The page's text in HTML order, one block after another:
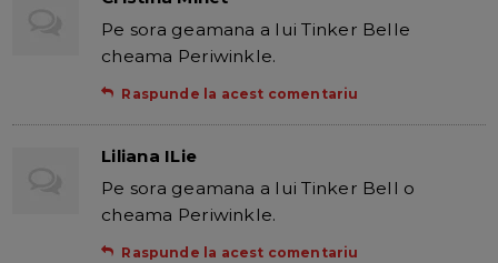
Pe sora geamana a lui Tinker Belle
cheama Periwinkle.
Raspunde la acest comentariu
Liliana ILie
Pe sora geamana a lui Tinker Bell o
cheama Periwinkle.
Raspunde la acest comentariu